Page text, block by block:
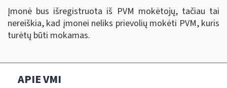
Įmonė bus išregistruota iš PVM mokėtojų, tačiau tai
nereiškia, kad įmonei neliks prievolių mokėti PVM, kuris
turėtų būti mokamas.
APIE VMI